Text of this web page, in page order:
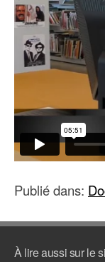
Publié dans:
À lire aussi sur le